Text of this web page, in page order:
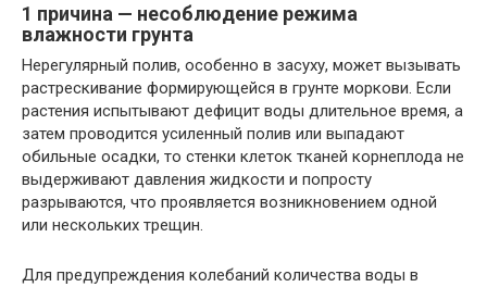
1 причина — несоблюдение режима
влажности грунта
Нерегулярный полив, особенно в засуху, может вызывать
растрескивание формирующейся в грунте моркови. Если
растения испытывают дефицит воды длительное время, а
затем проводится усиленный полив или выпадают
обильные осадки, то стенки клеток тканей корнеплода не
выдерживают давления жидкости и попросту
разрываются, что проявляется возникновением одной
или нескольких трещин.
Для предупреждения колебаний количества воды в